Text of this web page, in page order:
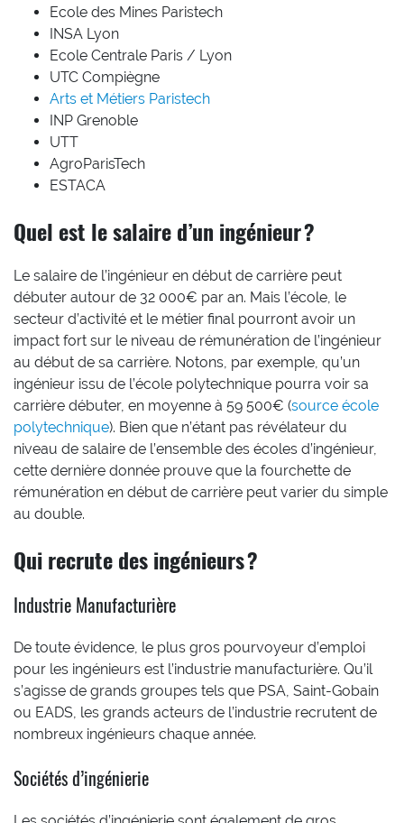
Ecole des Mines Paristech
INSA Lyon
Ecole Centrale Paris / Lyon
UTC Compiègne
Arts et Métiers Paristech
INP Grenoble
UTT
AgroParisTech
ESTACA
Quel est le salaire d’un ingénieur ?
Le salaire de l’ingénieur en début de carrière peut
débuter autour de 32 000€ par an. Mais l’école, le
secteur d’activité et le métier final pourront avoir un
impact fort sur le niveau de rémunération de l’ingénieur
au début de sa carrière. Notons, par exemple, qu’un
ingénieur issu de l’école polytechnique pourra voir sa
carrière débuter, en moyenne à 59 500€ (source école
polytechnique). Bien que n’étant pas révélateur du
niveau de salaire de l’ensemble des écoles d’ingénieur,
cette dernière donnée prouve que la fourchette de
rémunération en début de carrière peut varier du simple
au double.
Qui recrute des ingénieurs ?
Industrie Manufacturière
De toute évidence, le plus gros pourvoyeur d’emploi
pour les ingénieurs est l’industrie manufacturière. Qu’il
s’agisse de grands groupes tels que PSA, Saint-Gobain
ou EADS, les grands acteurs de l’industrie recrutent de
nombreux ingénieurs chaque année.
Sociétés d’ingénierie